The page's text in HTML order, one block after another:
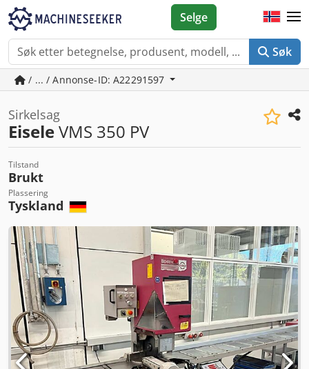
Søk
Selge
/ ... / Annonse-ID: A22291597
Sirkelsag
EiseleVMS 350 PV
Tilstand
Brukt
Plassering
Tyskland